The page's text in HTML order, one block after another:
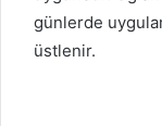
günlerde
üstlenir.